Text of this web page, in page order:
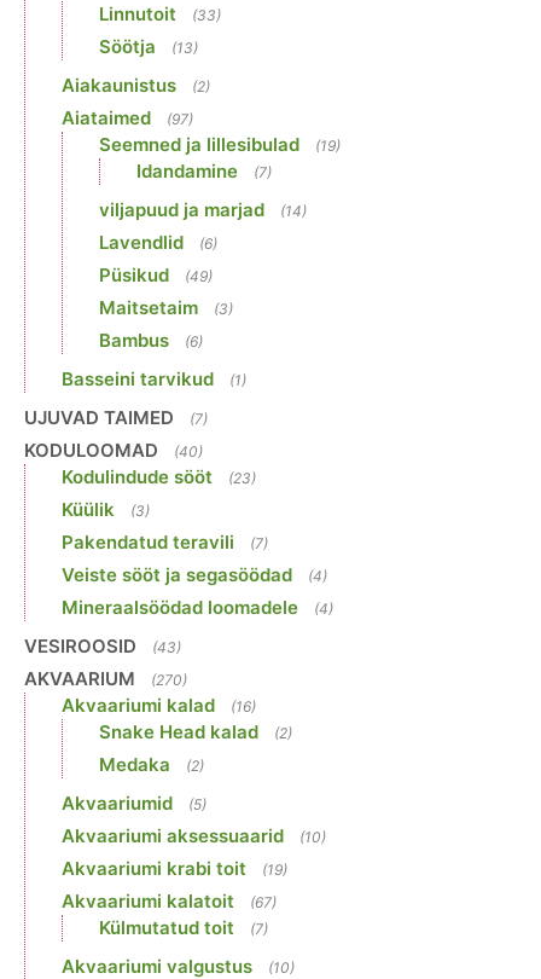
Linnutoit (33)
Söötja (13)
Aiakaunistus (2)
Aiataimed (97)
Seemned ja lillesibulad (19)
Idandamine (7)
viljapuud ja marjad (14)
Lavendlid (6)
Püsikud (49)
Maitsetaim (3)
Bambus (6)
Basseini tarvikud (1)
UJUVAD TAIMED (7)
KODULOOMAD (40)
Kodulindude sööt (23)
Küülik (3)
Pakendatud teravili (7)
Veiste sööt ja segasöödad (4)
Mineraalsöödad loomadele (4)
VESIROOSID (43)
AKVAARIUM (270)
Akvaariumi kalad (16)
Snake Head kalad (2)
Medaka (2)
Akvaariumid (5)
Akvaariumi aksessuaarid (10)
Akvaariumi krabi toit (19)
Akvaariumi kalatoit (67)
Külmutatud toit (7)
Akvaariumi valgustus (10)